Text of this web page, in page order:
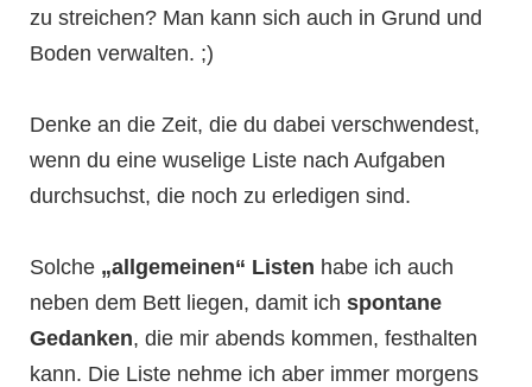
zu streichen? Man kann sich auch in Grund und
Boden verwalten. ;)
Denke an die Zeit, die du dabei verschwendest,
wenn du eine wuselige Liste nach Aufgaben
durchsuchst, die noch zu erledigen sind.
Solche „allgemeinen“ Listen habe ich auch
neben dem Bett liegen, damit ich spontane
Gedanken, die mir abends kommen, festhalten
kann. Die Liste nehme ich aber immer morgens